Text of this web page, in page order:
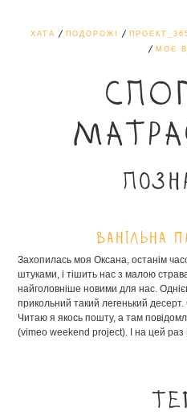
ХАТА ПОДОРОЖІ
МОЄ
Ванільна
Захопилась моя Оксана, останім
штуками, і тішить нас з малою
найголовніше новими для нас.
прикольний такий легенький
Читаю я якось пошту, а там
(vimeo weekend project). І на цей